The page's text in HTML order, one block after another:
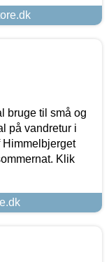
bruge til små og
på vandretur i
Himmelbjerget
Klik